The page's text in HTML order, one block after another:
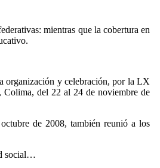
mientras que la cobertura en
organización y celebración, por la LX
Colima, del 22 al 24 de noviembre de
de 2008, también reunió a los
social…